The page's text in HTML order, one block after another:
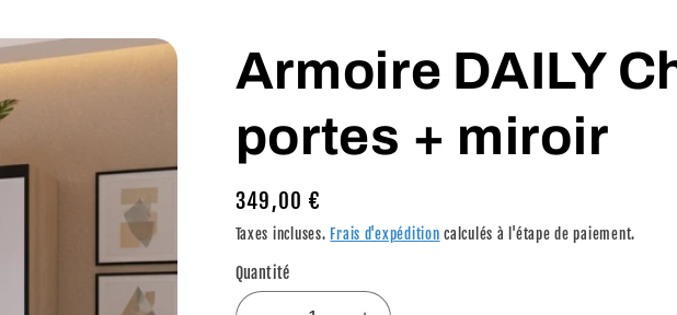
Armoire DAILY
portes + miroir
Prix
habituel
349,00 €
Taxes incluses. Frais d'expédition calculés à l'étape de paiement.
Quantité